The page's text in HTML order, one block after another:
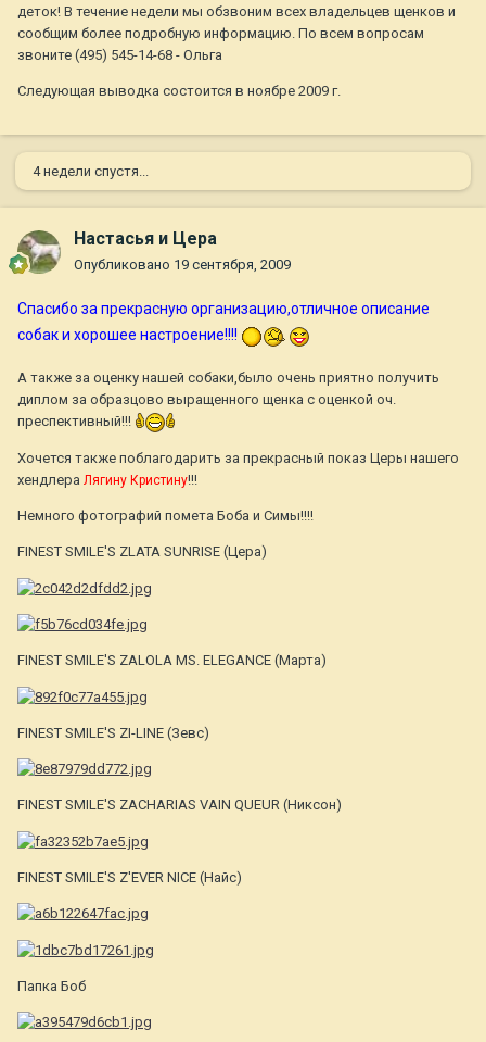
деток! В течение недели мы обзвоним всех владельцев щенков и
сообщим более подробную информацию. По всем вопросам
звоните (495) 545-14-68 - Ольга
Следующая выводка состоится в ноябре 2009 г.
4 недели спустя...
Настасья и Цера
Опубликовано 19 сентября, 2009
Спасибо за прекрасную организацию,отличное описание
собак и хорошее настроение!!!!
А также за оценку нашей собаки,было очень приятно получить
диплом за образцово выращенного щенка с оценкой оч.
преспективный!!!
Хочется также поблагодарить за прекрасный показ Церы нашего
хендлера Лягину Кристину!!!
Немного фотографий помета Боба и Симы!!!!
FINEST SMILE'S ZLATA SUNRISE (Цера)
FINEST SMILE'S ZALOLA MS. ELEGANCE (Марта)
FINEST SMILE'S ZI-LINE (Зевс)
FINEST SMILE'S ZACHARIAS VAIN QUEUR (Никсон)
FINEST SMILE'S Z'EVER NICE (Найс)
Папка Боб